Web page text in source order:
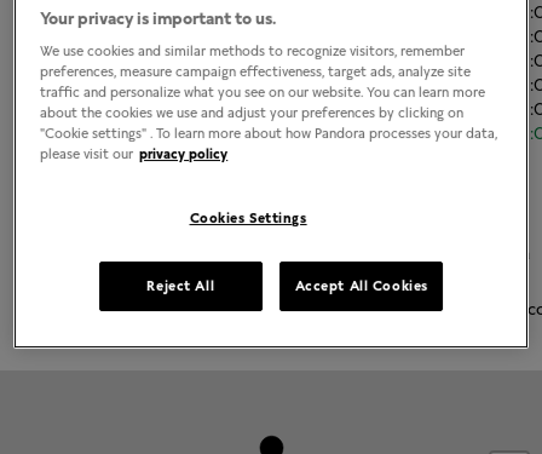
Martes
Jueves
11:00
Viernes
Sábado
11:00
Domingo
11:00
Joyería contemporánea acabada a mano
La más alta calidad de oro 14K, plata esterlina y metales Pandora
Pandora Charms, brazaletes, anillos, aretes y collares
Your privacy is important to us.
We use cookies and similar methods to recognize visitors, remember
preferences, measure campaign effectiveness, target ads, analyze site
traffic and personalize what you see on our website. You can learn more
about the cookies we use and adjust your preferences by clicking on
"Cookie settings" . To learn more about how Pandora processes your data,
please visit our privacy policy
Cookies Settings
Reject All Accept All Cookies